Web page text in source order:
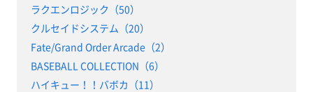
ラクエンロジック（50）
クルセイドシステム（20）
Fate/Grand Order Arcade（2）
BASEBALL COLLECTION（6）
ハイキュー！！バボカ（11）